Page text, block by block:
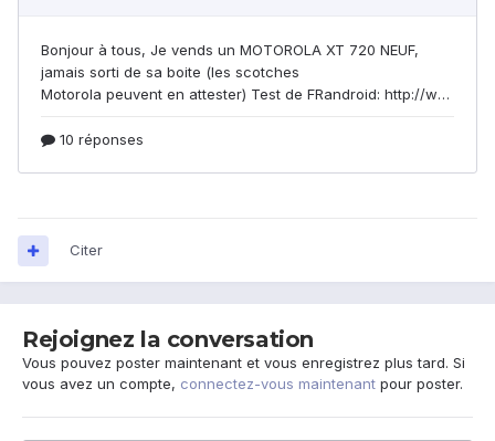
Citer
Rejoignez la conversation
Vous pouvez poster maintenant et vous enregistrez plus tard. Si
vous avez un compte, connectez-vous maintenant pour poster.